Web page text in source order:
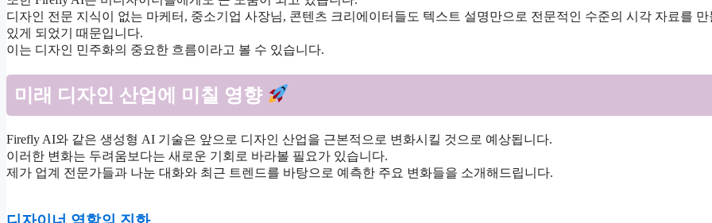
디자인 전문 지식이 없는 마케터, 중소기업 사장님, 콘텐츠 크리에이터들도 텍스트 설명만으로 전문적인 수준의 시각 자료를 만
있게 되었기 때문입니다.
이는 디자인 민주화의 중요한 흐름이라고 볼 수 있습니다.
미래 디자인 산업에 미칠 영향
Firefly AI와 같은 생성형 AI 기술은 앞으로 디자인 산업을 근본적으로 변화시킬 것으로 예상됩니다.
이러한 변화는 두려움보다는 새로운 기회로 바라볼 필요가 있습니다.
제가 업계 전문가들과 나눈 대화와 최근 트렌드를 바탕으로 예측한 주요 변화들을 소개해드립니다.